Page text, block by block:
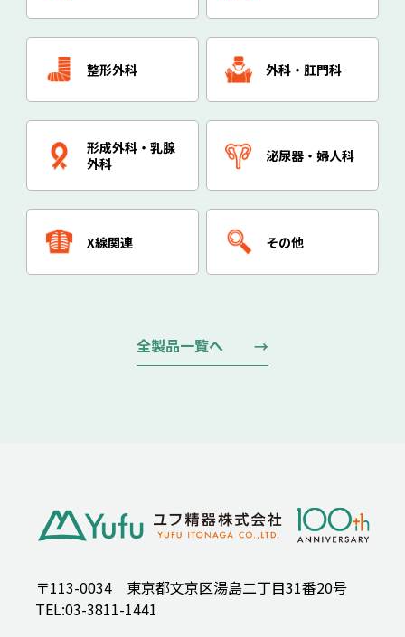
整形外科 外科・肛門科
形成外科・乳腺
外科
泌尿器・婦人科
X線関連 その他
全製品一覧へ
〒113-0034 東京都文京区湯島二丁目31番20号
TEL:03-3811-1441